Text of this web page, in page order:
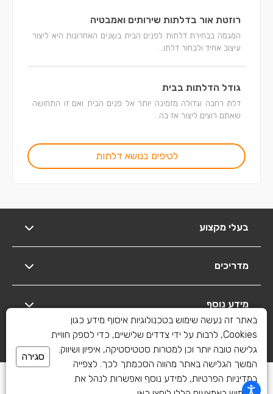
רוזטת אור בדלתות שירותים ואמבטיה
המגמה בבחירת דלתות לפנים הבית בשנים האחרונות היא ליצור
עיצוב אחיד ולבחור דלתו...
גודל הדלתות בבית
דלת רחבה וגדולה מזמינה יותר אל פנים הבית ואם זו התחושה
שאתם רוצים ליצור אז בה...
לטיפים בנושא דלתות
בעלי מקצוע
מדריכים
מידע נוסף
יצירת קשר
כל הזכויות שמורות לשיפוצים פלוס 2010-2026
באתר זה נעשה שימוש בטכנולוגיות איסוף מידע כגון
Cookies, לרבות על ידי צדדים שלישיים, כדי לספק חוויית
גלישה טובה יותר וכן למטרות סטטיסטיקה, איפיון ושיווק.
המשך הגלישה באתר מהווה הסכמתך לכך. לצפייה
במדיניות הפרטיות, למידע נוסף ואפשרות לנהל את
סגירה